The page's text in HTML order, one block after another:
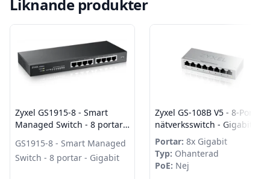
Liknande produkter
Zyxel GS1915-8 - Smart
Managed Switch - 8 portar -
GS1915-8 - Smart Managed
Switch - 8 portar - Gigabit
Zyxel GS-108B V5 - 8-Portars
nätverksswitch - Gigabit
Ethernet
Portar: 8x Gigabit
Typ: Ohanterad
PoE: Nej